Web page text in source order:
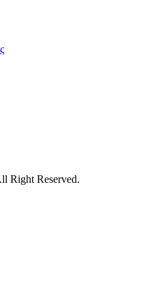
Right Reserved.